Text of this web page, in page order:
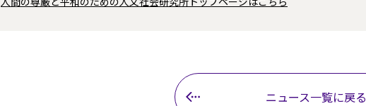
ニュース一覧に戻る